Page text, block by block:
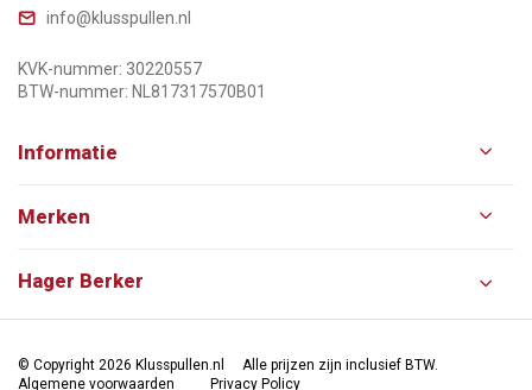
info@klusspullen.nl
KVK-nummer: 30220557
BTW-nummer: NL817317570B01
Informatie
Merken
Hager Berker
© Copyright 2026 Klusspullen.nl
Alle prijzen zijn inclusief BTW.
Algemene voorwaarden
Privacy Policy